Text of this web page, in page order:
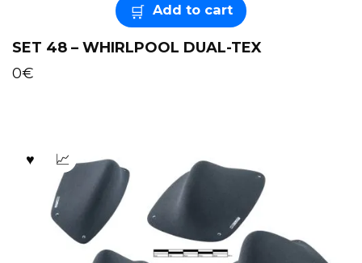
Add to cart
SET 48 – WHIRLPOOL DUAL-TEX
0€